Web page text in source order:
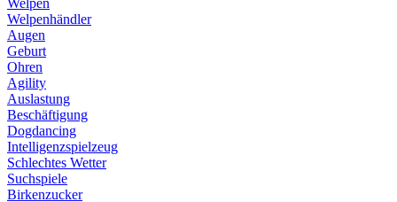
Welpen
Welpenhändler
Augen
Geburt
Ohren
Agility
Auslastung
Beschäftigung
Dogdancing
Intelligenzspielzeug
Schlechtes Wetter
Suchspiele
Birkenzucker